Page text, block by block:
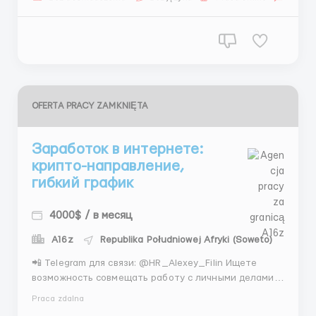
OFERTA PRACY ZAMKNIĘTA
Заработок в интернете:
крипто-направление,
гибкий график
4000$ / в месяц
A16z Republika Południowej Afryki (Soweto)
📲 Telegram для связи: @HR_Alexey_Filin Ищете
возможность совмещать работу с личными делами,
Praca zdalna